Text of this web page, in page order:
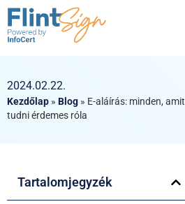
2024.02.22.
Kezdőlap » Blog » E-aláírás: minden, amit
tudni érdemes róla
Tartalomjegyzék